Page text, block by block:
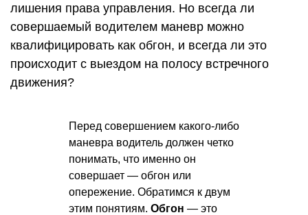
лишения права управления. Но всегда ли
совершаемый водителем маневр можно
квалифицировать как обгон, и всегда ли это
происходит с выездом на полосу встречного
движения?
Перед совершением какого-либо
маневра водитель должен четко
понимать, что именно он
совершает — обгон или
опережение. Обратимся к двум
этим понятиям. Обгон — это